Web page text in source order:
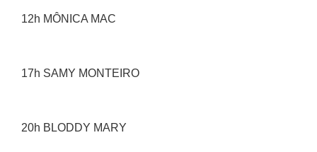
12h MÔNICA MAC
17h SAMY MONTEIRO
20h BLODDY MARY